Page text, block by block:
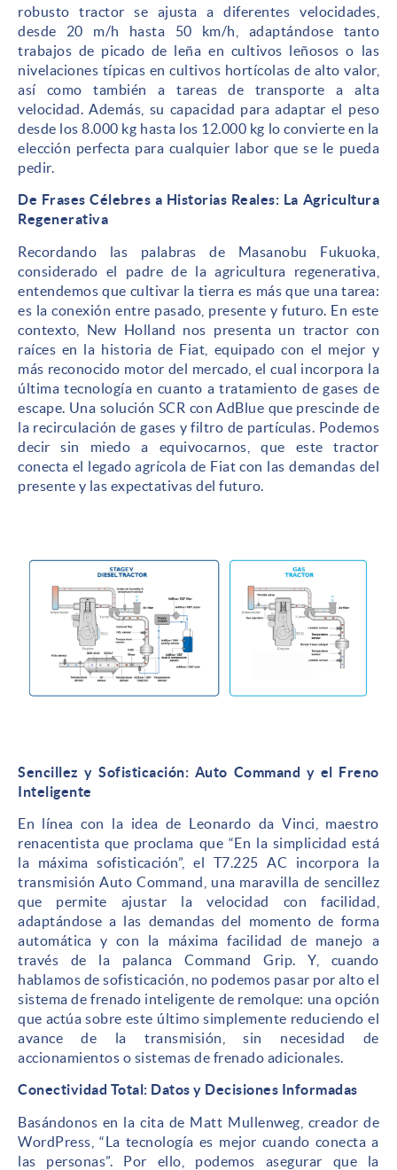
robusto tractor se ajusta a diferentes velocidades,
desde 20 m/h hasta 50 km/h, adaptándose tanto
trabajos de picado de leña en cultivos leñosos o las
nivelaciones típicas en cultivos hortícolas de alto valor,
así como también a tareas de transporte a alta
velocidad. Además, su capacidad para adaptar el peso
desde los 8.000 kg hasta los 12.000 kg lo convierte en la
elección perfecta para cualquier labor que se le pueda
pedir.
De Frases Célebres a Historias Reales: La Agricultura
Regenerativa
Recordando las palabras de Masanobu Fukuoka,
considerado el padre de la agricultura regenerativa,
entendemos que cultivar la tierra es más que una tarea:
es la conexión entre pasado, presente y futuro. En este
contexto, New Holland nos presenta un tractor con
raíces en la historia de Fiat, equipado con el mejor y
más reconocido motor del mercado, el cual incorpora la
última tecnología en cuanto a tratamiento de gases de
escape. Una solución SCR con AdBlue que prescinde de
la recirculación de gases y filtro de partículas. Podemos
decir sin miedo a equivocarnos, que este tractor
conecta el legado agrícola de Fiat con las demandas del
presente y las expectativas del futuro.
Sencillez y Sofisticación: Auto Command y el Freno
Inteligente
En línea con la idea de Leonardo da Vinci, maestro
renacentista que proclama que “En la simplicidad está
la máxima sofisticación”, el T7.225 AC incorpora la
transmisión Auto Command, una maravilla de sencillez
que permite ajustar la velocidad con facilidad,
adaptándose a las demandas del momento de forma
automática y con la máxima facilidad de manejo a
través de la palanca Command Grip. Y, cuando
hablamos de sofisticación, no podemos pasar por alto el
sistema de frenado inteligente de remolque: una opción
que actúa sobre este último simplemente reduciendo el
avance de la transmisión, sin necesidad de
accionamientos o sistemas de frenado adicionales.
Conectividad Total: Datos y Decisiones Informadas
Basándonos en la cita de Matt Mullenweg, creador de
WordPress, “La tecnología es mejor cuando conecta a
las personas”. Por ello, podemos asegurar que la